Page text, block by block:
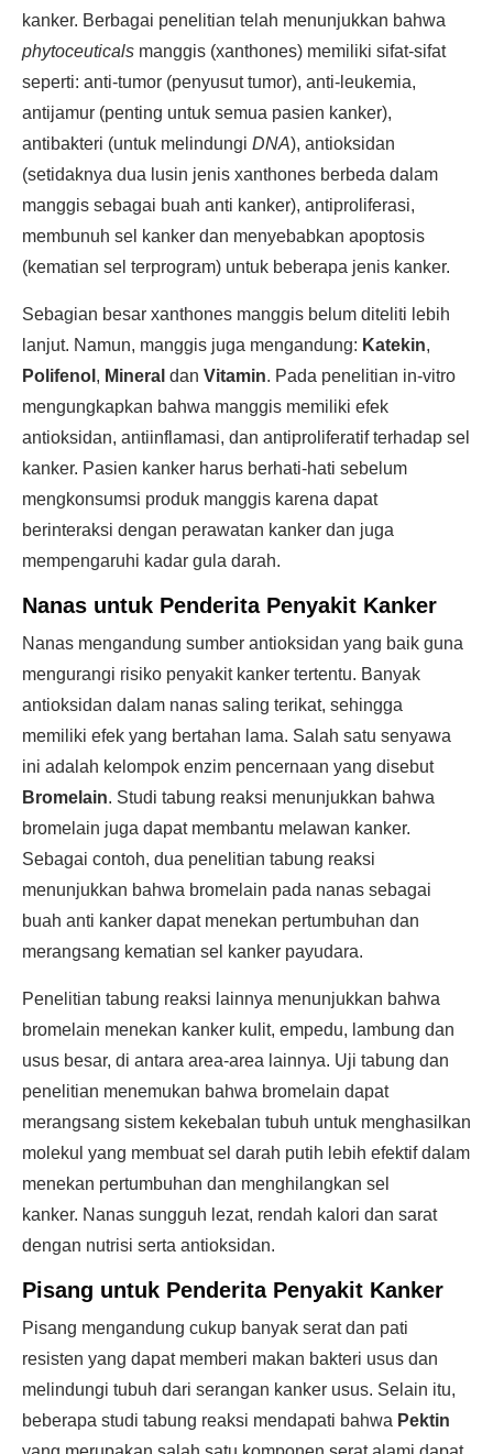
kanker. Berbagai penelitian telah menunjukkan bahwa
phytoceuticals manggis (xanthones) memiliki sifat-sifat
seperti: anti-tumor (penyusut tumor), anti-leukemia,
antijamur (penting untuk semua pasien kanker),
antibakteri (untuk melindungi DNA), antioksidan
(setidaknya dua lusin jenis xanthones berbeda dalam
manggis sebagai buah anti kanker), antiproliferasi,
membunuh sel kanker dan menyebabkan apoptosis
(kematian sel terprogram) untuk beberapa jenis kanker.
Sebagian besar xanthones manggis belum diteliti lebih
lanjut. Namun, manggis juga mengandung: Katekin,
Polifenol , Mineral dan Vitamin. Pada penelitian in-vitro
mengungkapkan bahwa manggis memiliki efek
antioksidan, antiinflamasi, dan antiproliferatif terhadap sel
kanker. Pasien kanker harus berhati-hati sebelum
mengkonsumsi produk manggis karena dapat
berinteraksi dengan perawatan kanker dan juga
mempengaruhi kadar gula darah.
Nanas untuk Penderita Penyakit Kanker
Nanas mengandung sumber antioksidan yang baik guna
mengurangi risiko penyakit kanker tertentu. Banyak
antioksidan dalam nanas saling terikat, sehingga
memiliki efek yang bertahan lama. Salah satu senyawa
ini adalah kelompok enzim pencernaan yang disebut
Bromelain. Studi tabung reaksi menunjukkan bahwa
bromelain juga dapat membantu melawan kanker.
Sebagai contoh, dua penelitian tabung reaksi
menunjukkan bahwa bromelain pada nanas sebagai
buah anti kanker dapat menekan pertumbuhan dan
merangsang kematian sel kanker payudara.
Penelitian tabung reaksi lainnya menunjukkan bahwa
bromelain menekan kanker kulit, empedu, lambung dan
usus besar, di antara area-area lainnya. Uji tabung dan
penelitian menemukan bahwa bromelain dapat
merangsang sistem kekebalan tubuh untuk menghasilkan
molekul yang membuat sel darah putih lebih efektif dalam
menekan pertumbuhan dan menghilangkan sel
kanker. Nanas sungguh lezat, rendah kalori dan sarat
dengan nutrisi serta antioksidan.
Pisang untuk Penderita Penyakit Kanker
Pisang mengandung cukup banyak serat dan pati
resisten yang dapat memberi makan bakteri usus dan
melindungi tubuh dari serangan kanker usus. Selain itu,
beberapa studi tabung reaksi mendapati bahwa Pektin